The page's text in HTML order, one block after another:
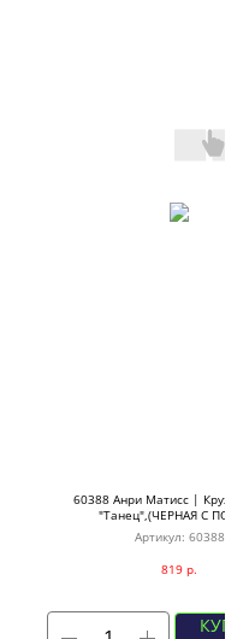
60388 Анри Матисс | Кружка
"Танец",(ЧЕРНАЯ С
Артикул: 60388
819 р.